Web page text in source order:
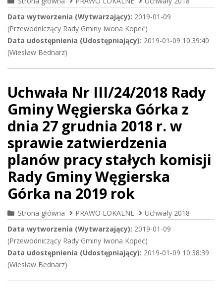
Data wytworzenia (Wytwarzający): 2019-01-09
(Przewodniczący Rady Gminy Iwona Kopeć)
Data udostępnienia (Udostępniający): 2019-01-09 10:39:40
(Wiesław Bednarz)
Uchwała Nr III/24/2018 Rady
Gminy Węgierska Górka z
dnia 27 grudnia 2018 r. w
sprawie zatwierdzenia
planów pracy stałych komisji
Rady Gminy Węgierska
Górka na 2019 rok
Strona główna PRAWO LOKALNE
Uchwały 2018
Data wytworzenia (Wytwarzający): 2019-01-09
(Przewodniczący Rady Gminy Iwona Kopeć)
Data udostępnienia (Udostępniający): 2019-01-09 10:38:39
(Wiesław Bednarz)